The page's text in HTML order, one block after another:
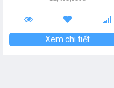
Xem chi tiết